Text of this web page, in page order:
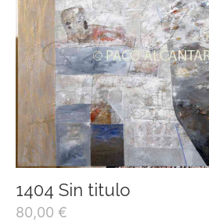
1404 Sin titulo
80,00 €